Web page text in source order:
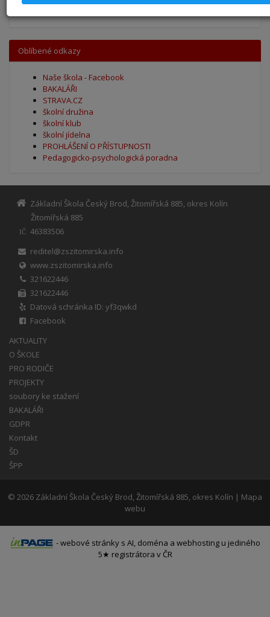
Oblíbené odkazy
Naše škola - Facebook
BAKALÁŘI
STRAVA.CZ
školní družina
školní klub
školní jídelna
PROHLÁŠENÍ O PŘÍSTUPNOSTI
Pedagogicko-psychologická poradna
Základní Škola Český Brod, Žitomířská 885, okres Kolín
Žitomířská 885
IČ
46383506
reditel@zszitomirska.info
www.zszitomirska.info
321622446
321622446
Datová schránka ID: yf3qwkd
Facebook
AKTUALITY
O ŠKOLE
PRO RODIČE
PROJEKTY
soubory ke stažení
BAKALÁŘI
GDPR
Kontakt
ŠD
ŠPP
© 2026 Základní Škola Český Brod, Žitomířská 885, okres Kolín | Mapa
webu
-webové stránky s AI, doména a webhosting u jediného
5★ registrátora v ČR